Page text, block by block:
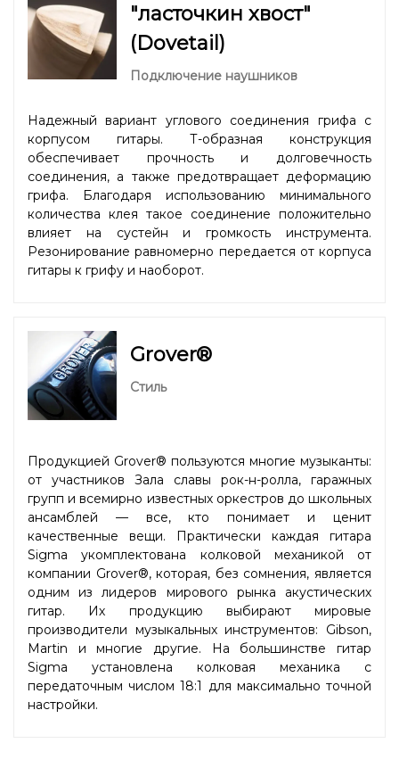
"ласточкин хвост"
(Dovetail)
Подключение наушников
Надежный вариант углового соединения грифа с
корпусом гитары. Т-образная конструкция
обеспечивает прочность и долговечность
соединения, а также предотвращает деформацию
грифа. Благодаря использованию минимального
количества клея такое соединение положительно
влияет на сустейн и громкость инструмента.
Резонирование равномерно передается от корпуса
гитары к грифу и наоборот.
Grover®
Стиль
Продукцией Grover® пользуются многие музыканты:
от участников Зала славы рок-н-ролла, гаражных
групп и всемирно известных оркестров до школьных
ансамблей — все, кто понимает и ценит
качественные вещи. Практически каждая гитара
Sigma укомплектована колковой механикой от
компании Grover®, которая, без сомнения, является
одним из лидеров мирового рынка акустических
гитар. Их продукцию выбирают мировые
производители музыкальных инструментов: Gibson,
Martin и многие другие. На большинстве гитар
Sigma установлена колковая механика с
передаточным числом 18:1 для максимально точной
настройки.